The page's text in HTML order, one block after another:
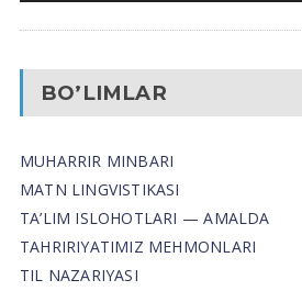
BO’LIMLAR
MUHARRIR MINBARI
MATN LINGVISTIKASI
TA’LIM ISLOHOTLARI — AMALDA
TAHRIRIYATIMIZ MEHMONLARI
TIL NAZARIYASI